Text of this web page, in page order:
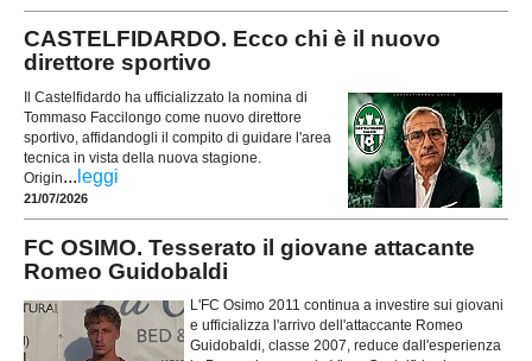
CASTELFIDARDO. Ecco chi è il nuovo
direttore sportivo
Il Castelfidardo ha ufficializzato la nomina di
Tommaso Faccilongo come nuovo direttore
sportivo, affidandogli il compito di guidare l'area
tecnica in vista della nuova stagione.
Origin... leggi
21/07/2026
FC OSIMO. Tesserato il giovane attacante
Romeo Guidobaldi
L'FC Osimo 2011 continua a investire sui giovani
e ufficializza l'arrivo dell'attaccante Romeo
Guidobaldi, classe 2007, reduce dall'esperienza